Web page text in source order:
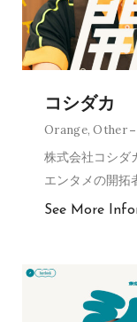
コシダカ
Orange,Other
株式会社コシダ
エンタメの開拓
See More